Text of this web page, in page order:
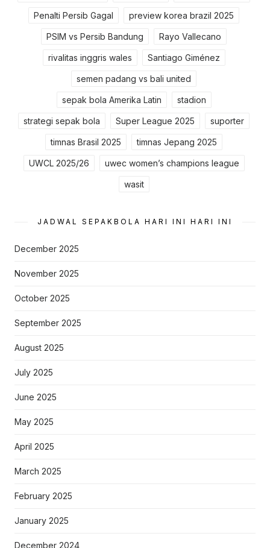
Penalti Persib Gagal preview korea brazil 2025
PSIM vs Persib Bandung Rayo Vallecano
rivalitas inggris wales Santiago Giménez
semen padang vs bali united
sepak bola Amerika Latin stadion
strategi sepak bola Super League 2025 suporter
timnas Brasil 2025 timnas Jepang 2025
UWCL 2025/26 uwec women’s champions league
wasit
JADWAL SEPAKBOLA HARI INI HARI INI
December 2025
November 2025
October 2025
September 2025
August 2025
July 2025
June 2025
May 2025
April 2025
March 2025
February 2025
January 2025
December 2024